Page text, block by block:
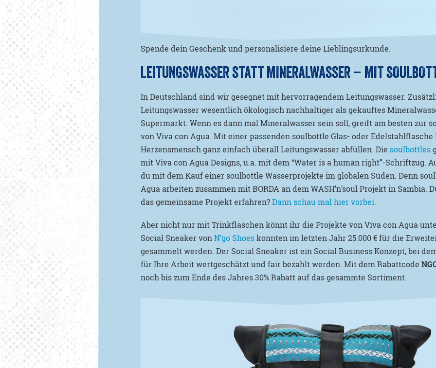
Spende dein Geschenk und personalisiere deine Lieblingsurkunde.
LEITUNGSWASSER STATT MINERALWASSER – MIT
In Deutschland sind wir gesegnet mit hervorragendem Leitungswasser.
Leitungswasser wesentlich ökologisch nachhaltiger als gekauftes
Supermarkt. Wenn es dann mal Mineralwasser sein soll, greift am besten zur
von Viva con Agua. Mit einer passenden soulbottle Glas- oder
Herzensmensch ganz einfach überall Leitungswasser abfüllen. Die soulbottles
mit Viva con Agua Designs, u.a. mit dem “Water is a human right”-Schriftzug.
du mit dem Kauf einer soulbottle Wasserprojekte im globalen Süden. Denn
Agua arbeiten zusammen mit BORDA an dem WASH’n’soul Projekt in Sambia.
das gemeinsame Projekt erfahren?Dann schau mal hier vorbei.
Aber nicht nur mit Trinkflaschen könnt ihr die Projekte von Viva con Agua
Social Sneaker vonN’go Shoeskonnten im letzten Jahr 25.000 € für die
gesammelt werden. Der Social Sneaker ist ein Social Business Konzept, bei
für Ihre Arbeit wertgeschätzt und fair bezahlt werden. Mit dem Rabattcode
noch bis zum Ende des Jahres 30% Rabatt auf das gesammte Sortiment.